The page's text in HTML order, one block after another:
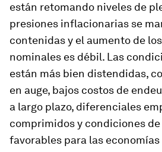
están retomando niveles de
presiones inflacionarias se
contenidas y el aumento de
nominales es débil. Las
están más bien distendidas,
en auge, bajos costos de
a largo plazo, diferenciales
comprimidos y condiciones
favorables para las